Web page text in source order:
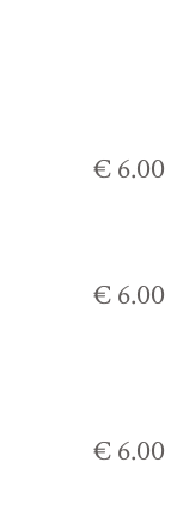
€ 6.00
€ 6.00
€ 6.00